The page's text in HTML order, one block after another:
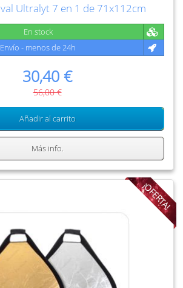
Ultralyt 7 en 1 de 71x112cm
En stock
Envío - menos de 24h
30,40 €
56,00 €
Añadir al carrito
Más info.
¡OFERTA!